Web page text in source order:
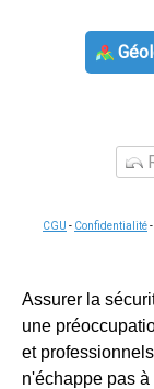
CGU - Confidentialité
Assurer la
une
et
n'échappe pas